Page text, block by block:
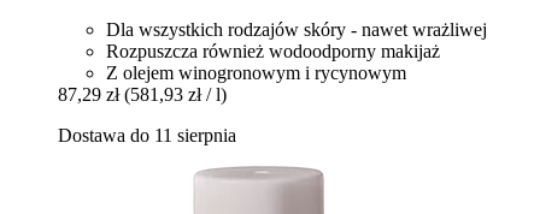
Dla wszystkich rodzajów skóry - nawet wrażliwej
Rozpuszcza również wodoodporny makijaż
Z olejem winogronowym i rycynowym
87,29 zł (581,93 zł / l)
Dostawa do 11 sierpnia